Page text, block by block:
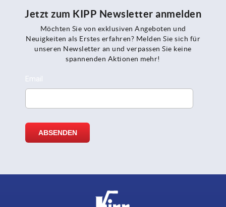
Jetzt zum KIPP Newsletter anmelden
Möchten Sie von exklusiven Angeboten und
Neuigkeiten als Erstes erfahren? Melden Sie sich für
unseren Newsletter an und verpassen Sie keine
spannenden Aktionen mehr!